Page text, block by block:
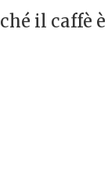
il caffè è